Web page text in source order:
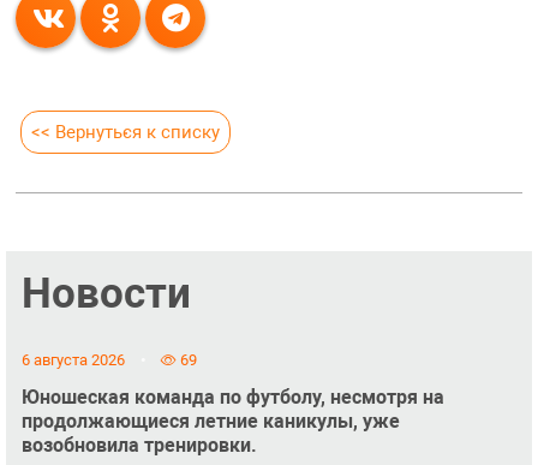
<< Вернуться к списку
Новости
6 августа 2026 69
Юношеская команда по футболу, несмотря на
продолжающиеся летние каникулы, уже
возобновила тренировки.